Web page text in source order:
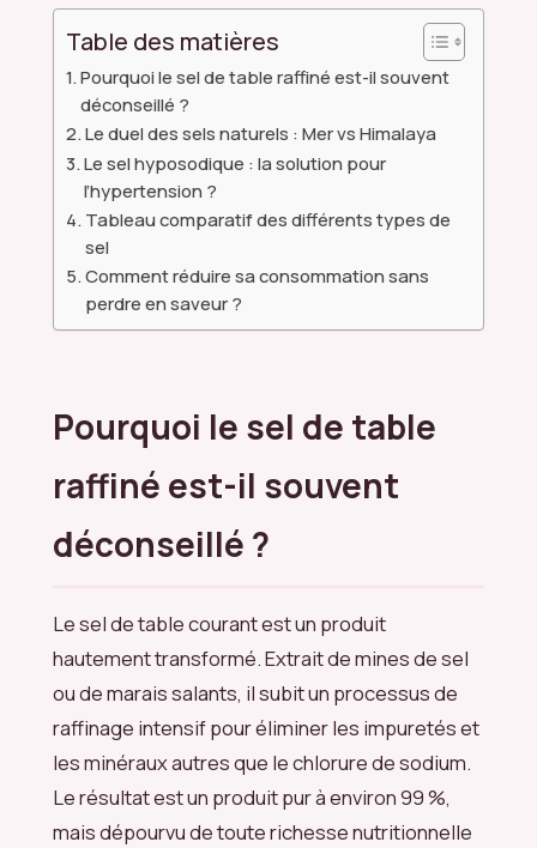
Table des matières
Pourquoi le sel de table raffiné est-il souvent
déconseillé ?
Le duel des sels naturels : Mer vs Himalaya
Le sel hyposodique : la solution pour
l’hypertension ?
Tableau comparatif des différents types de
sel
Comment réduire sa consommation sans
perdre en saveur ?
Pourquoi le sel de table
raffiné est-il souvent
déconseillé ?
Le sel de table courant est un produit
hautement transformé. Extrait de mines de sel
ou de marais salants, il subit un processus de
raffinage intensif pour éliminer les impuretés et
les minéraux autres que le chlorure de sodium.
Le résultat est un produit pur à environ 99 %,
mais dépourvu de toute richesse nutritionnelle